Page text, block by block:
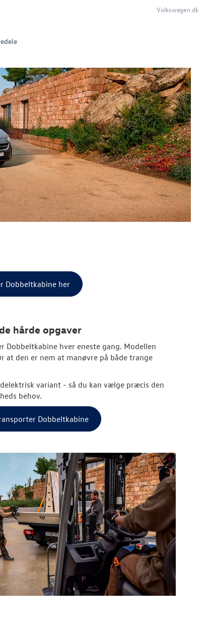
Volkswagen.dk
Dobbeltkabine her
hårde opgaver
hver eneste gang. Modellen
den er nem at manøvre på både trange
variant - så du kan vælge præcis den
behov.
Dobbeltkabine